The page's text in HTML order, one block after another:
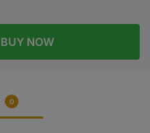
BUY NOW
0